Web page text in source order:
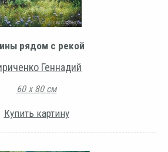
рядом с рекой
Геннадий
60 х 80 см
Купить картину